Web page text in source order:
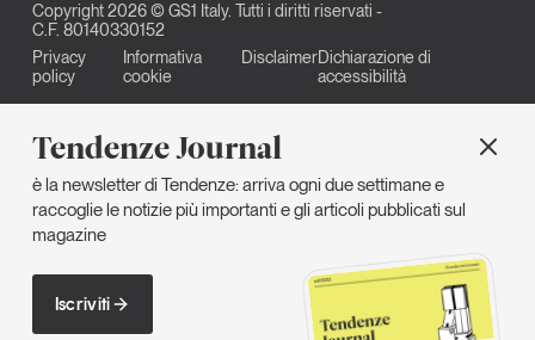
Tendenze Journal
è la newsletter di Tendenze: arriva ogni due settimane e
raccoglie le notizie più importanti e gli articoli pubblicati sul
magazine
Iscriviti
Copyright 2026 © GS1 Italy. Tutti i diritti riservati -
C.F. 80140330152
Privacy
policy
Informativa
cookie
DisclaimerDichiarazione di
accessibilità